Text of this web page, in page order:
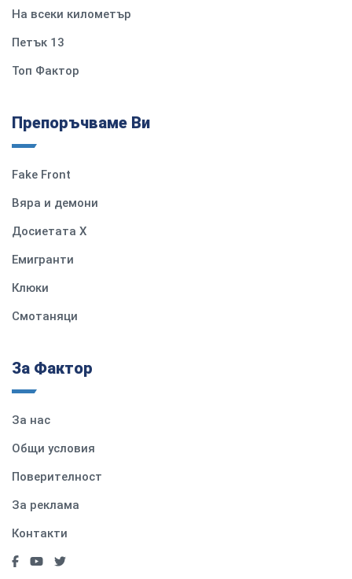
На всеки километър
Петък 13
Топ Фактор
Препоръчваме Ви
Fake Front
Вяра и демони
Досиетата Х
Емигранти
Клюки
Смотаняци
За Фактор
За нас
Общи условия
Поверителност
За реклама
Контакти